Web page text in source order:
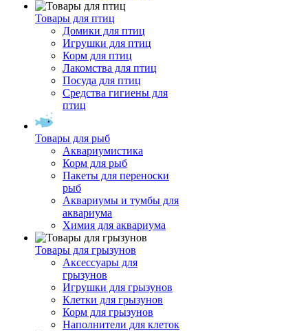
Товары для птиц
Домики для птиц
Игрушки для птиц
Корм для птиц
Лакомства для птиц
Посуда для птиц
Средства гигиены для
птиц
Товары для рыб
Аквариумистика
Корм для рыб
Пакеты для переноски
рыб
Аквариумы и тумбы для
аквариума
Химия для аквариума
Товары для грызунов
Аксессуары для
грызунов
Игрушки для грызунов
Клетки для грызунов
Корм для грызунов
Наполнители для клеток